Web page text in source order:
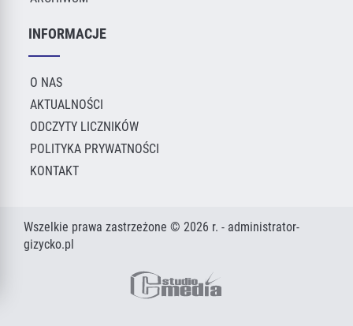
INFORMACJE
O NAS
AKTUALNOŚCI
ODCZYTY LICZNIKÓW
POLITYKA PRYWATNOŚCI
KONTAKT
Wszelkie prawa zastrzeżone © 2026 r. - administrator-
gizycko.pl